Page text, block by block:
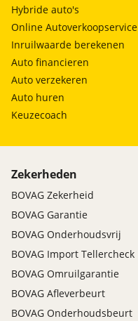
Hybride auto's
Online Autoverkoopservice
Inruilwaarde berekenen
Auto financieren
Auto verzekeren
Auto huren
Keuzecoach
Zekerheden
BOVAG Zekerheid
BOVAG Garantie
BOVAG Onderhoudsvrij
BOVAG Import Tellercheck
BOVAG Omruilgarantie
BOVAG Afleverbeurt
BOVAG Onderhoudsbeurt